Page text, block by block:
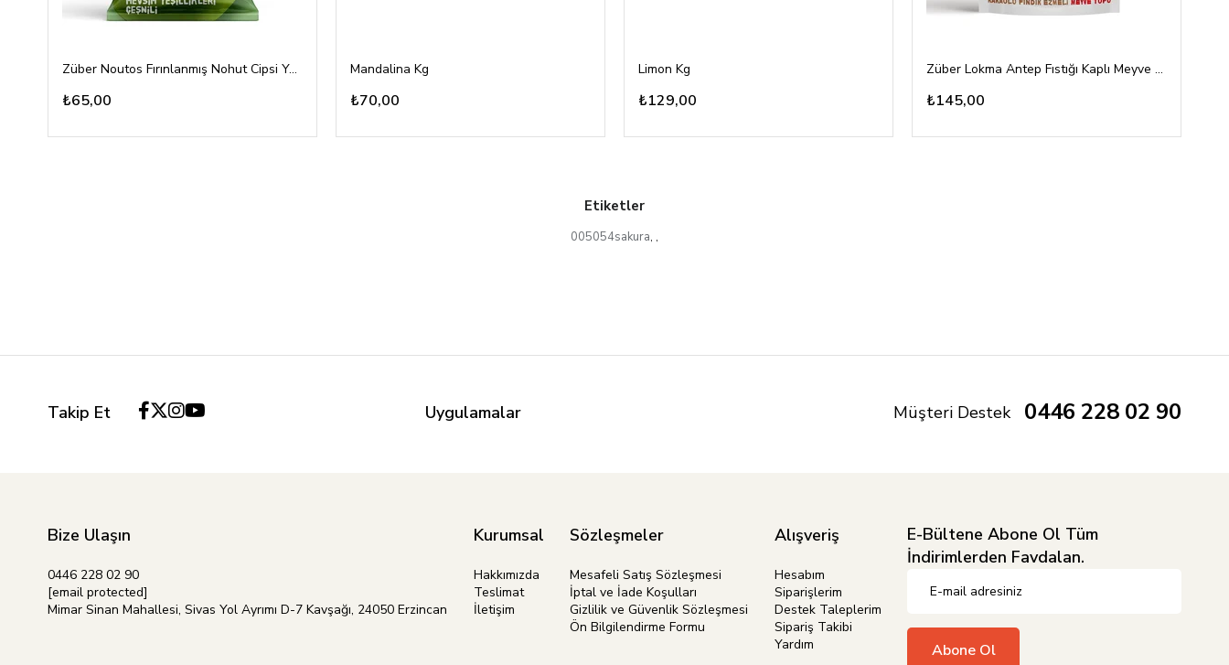
Züber Noutos Fırınlanmış Nohut Cipsi Yoğurt Mevsim Yeşillikleri 55gr
₺65,00
Mandalina Kg
₺70,00
Limon Kg
₺129,00
Züber Lokma Antep Fıstığı Kaplı Meyve Topu 96gr
₺145,00
Etiketler
005054sakura, ,
Takip Et Uygulamalar Müşteri Destek 0446 228 02 90
Bize Ulaşın
0446 228 02 90
[email protected]
Mimar Sinan Mahallesi, Sivas Yol Ayrımı D-7 Kavşağı, 24050 Erzincan
Kurumsal
Hakkımızda
Teslimat
İletişim
Sözleşmeler
Mesafeli Satış Sözleşmesi
İptal ve İade Koşulları
Gizlilik ve Güvenlik Sözleşmesi
Ön Bilgilendirme Formu
Alışveriş
Hesabım
Siparişlerim
Destek Taleplerim
Sipariş Takibi
Yardım
E-Bültene Abone Ol Tüm
İndirimlerden Favdalan.
Abone Ol